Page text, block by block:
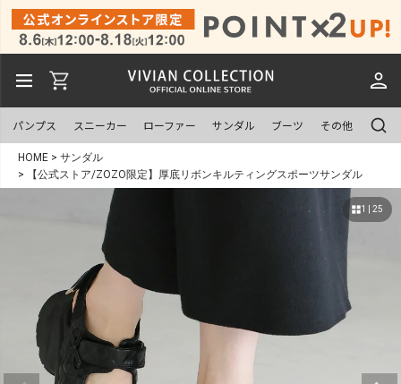
パンプス スニーカー ローファー サンダル ブーツ その他
HOME
サンダル
【公式ストア/ZOZO限定】厚底リボンキルティングスポーツサンダル
1 | 25